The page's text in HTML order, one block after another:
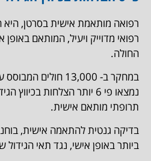
רפואה מותאמת אישית בסרטן, היא
רפואי מדוייק ויעיל, המותאם באופן
החולה.
נמצאו פי 6 יותר הצלחות
תרופתי מותאם אישית.
בדיקה גנטית להתאמה אישית,
ביותר באופן אישי, נגד תאי הגידול